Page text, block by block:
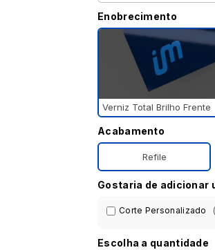
Enobrecimento
Verniz Total Brilho Frente
Acabamento
Refile
Gostaria de adicionar
Corte Personalizado
Escolha a quantidade